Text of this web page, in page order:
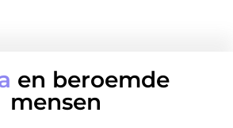
en beroemde
mensen